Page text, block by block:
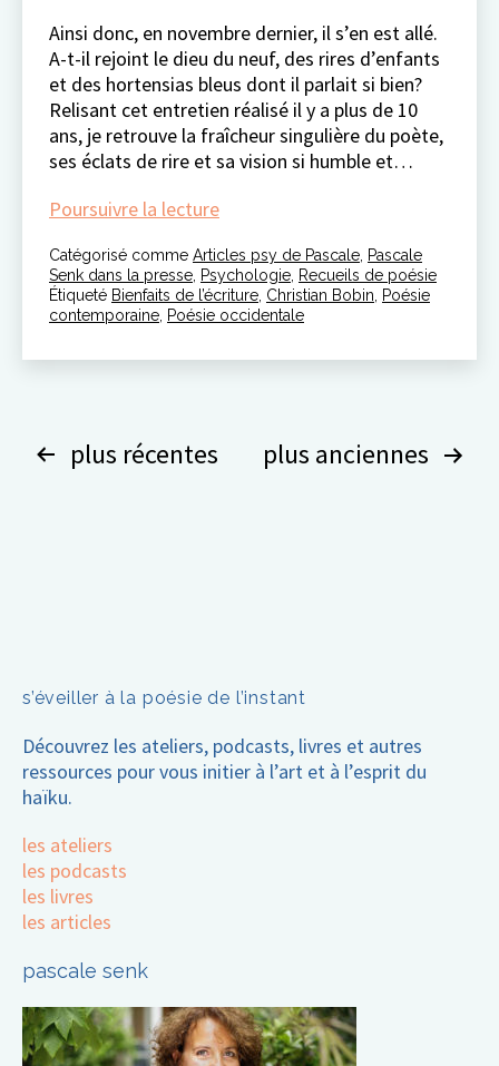
Ainsi donc, en novembre dernier, il s’en est allé.
A-t-il rejoint le dieu du neuf, des rires d’enfants
et des hortensias bleus dont il parlait si bien?
Relisant cet entretien réalisé il y a plus de 10
ans, je retrouve la fraîcheur singulière du poète,
ses éclats de rire et sa vision si humble et…
Poursuivre la lectureChristian
:
«
Prier,
regarder
Catégorisé comme Articles psy de Pascale, Pascale
Senk dans la presse, Psychologie, Recueils de poésie
Étiqueté Bienfaits de l’écriture, Christian Bobin, Poésie
contemporaine, Poésie occidentale
Pagination
plus récentes plus anciennes
s’éveiller à la poésie de l’instant
Découvrez les ateliers, podcasts, livres et autres
ressources pour vous initier à l’art et à l’esprit du
haïku.
les ateliers
les podcasts
les livres
les articles
pascale senk